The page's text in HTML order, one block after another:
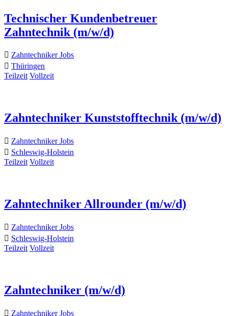
Technischer Kundenbetreuer
Zahntechnik (m/w/d)
Zahntechniker Jobs
Thüringen
Teilzeit Vollzeit
Zahntechniker Kunststofftechnik (m/w/d)
Zahntechniker Jobs
Schleswig-Holstein
Teilzeit Vollzeit
Zahntechniker Allrounder (m/w/d)
Zahntechniker Jobs
Schleswig-Holstein
Teilzeit Vollzeit
Zahntechniker (m/w/d)
Zahntechniker Jobs